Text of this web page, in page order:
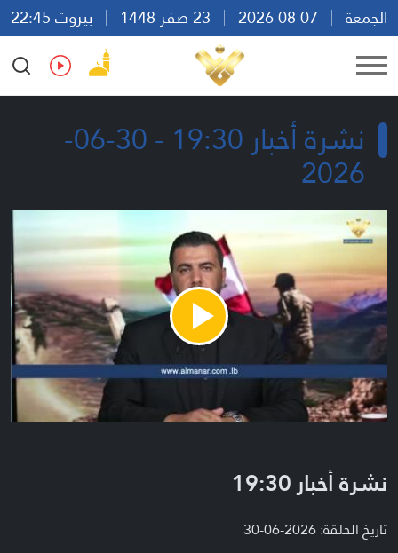
الجمعة
بيروت 22:45
Ar
En Fr Es
نشرة أخبار 19:30 - 30-06-
2026
Play
Video
نشرة أخبار 19:30
تاريخ الحلقة: 2026-06-30